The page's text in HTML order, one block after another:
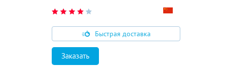
Быстрая доставка
Заказать